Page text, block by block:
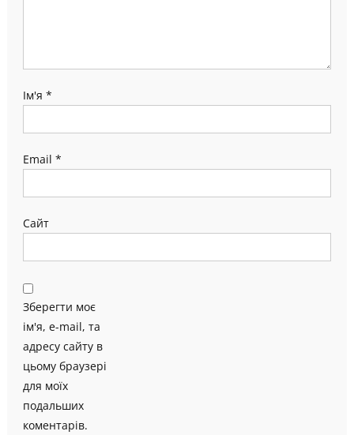
Ім'я *
Email *
Сайт
Зберегти моє
ім'я, e-mail, та
адресу сайту в
цьому браузері
для моїх
подальших
коментарів.